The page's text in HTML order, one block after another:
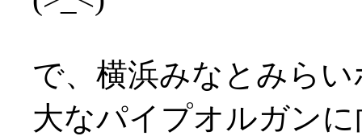
で、横浜みなとみら
大なパイプオルガン